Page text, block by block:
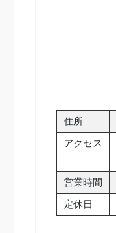
住所
アクセス
営業時間
定休日